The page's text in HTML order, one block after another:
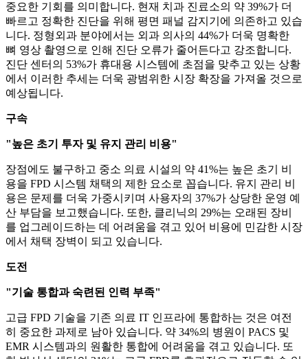
중요한 기회를 의미합니다. 현재 치과 진료소의 약 39%가 더
빠르고 정확한 진단을 위해 평면 패널 감지기에 의존하고 있습
니다. 정형외과 분야에서는 외과 의사의 44%가 더욱 명확한
뼈 영상 촬영으로 인해 진단 오류가 줄어든다고 강조합니다.
진단 센터의 53%가 휴대용 시스템에 초점을 맞추고 있는 상황
에서 이러한 추세는 더욱 광범위한 시장 확장을 가져올 것으로
예상됩니다.
구속
"높은 초기 투자 및 유지 관리 비용"
장점에도 불구하고 중소 의료 시설의 약 41%는 높은 초기 비
용을 FPD 시스템 채택의 제한 요소로 꼽습니다. 유지 관리 비
용은 문제를 더욱 가중시키며 사용자의 37%가 상당한 운영 예
산 부담을 보고했습니다. 또한, 클리닉의 29%는 오래된 장비
를 업그레이드하는 데 어려움을 겪고 있어 비용에 민감한 시장
에서 채택 장벽이 되고 있습니다.
도전
"기술 통합과 숙련된 인력 부족"
고급 FPD 기술을 기존 의료 IT 인프라에 통합하는 것은 여전
히 ​​중요한 과제로 남아 있습니다. 약 34%의 병원이 PACS 및
EMR 시스템과의 원활한 통합에 어려움을 겪고 있습니다. 또